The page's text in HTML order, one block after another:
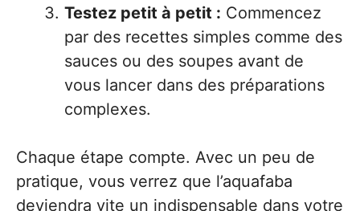
Testez petit à petit : Commencez
par des recettes simples comme des
sauces ou des soupes avant de
vous lancer dans des préparations
complexes.
Chaque étape compte. Avec un peu de
pratique, vous verrez que l’aquafaba
deviendra vite un indispensable dans votre